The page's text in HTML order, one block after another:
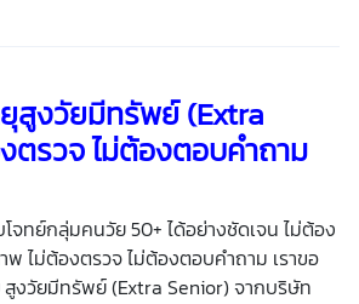
สูงวัยมีทรัพย์(Extra
ตรวจ ไม่ต้องตอบคำถาม
จทย์กลุ่มคนวัย 50+ ได้อย่างชัดเจน ไม่ต้อง
ไม่ต้องตรวจ ไม่ต้องตอบคำถาม เราขอ
สูงวัยมีทรัพย์(Extra Senior) จากบริษัท